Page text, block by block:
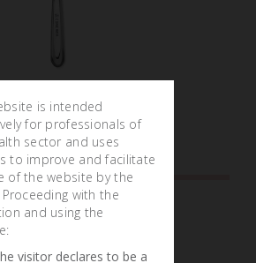
BANDASis intended
for professionals of
sector and uses
to improve and facilitate
of the website by the
with the
and using the
visitor declares to be a